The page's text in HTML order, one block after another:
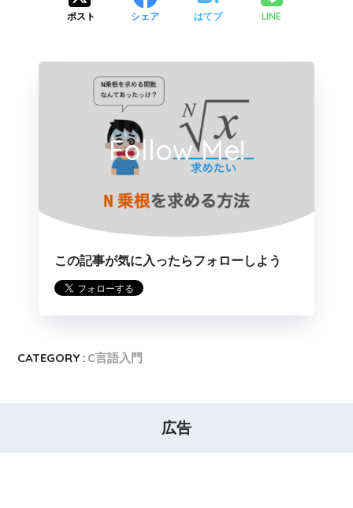
ポスト シェア はてブ LINE
Follow Me!
この記事が気に入ったらフォローしよう
CATEGORY : C言語入門
広告